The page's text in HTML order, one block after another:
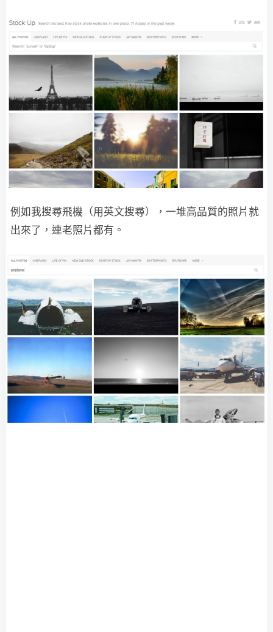
例如我搜尋飛機（用英文搜尋），一堆高品質的照片就
出來了，連老照片都有。